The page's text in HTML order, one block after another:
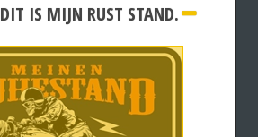
DIT IS MIJN RUST STAND.